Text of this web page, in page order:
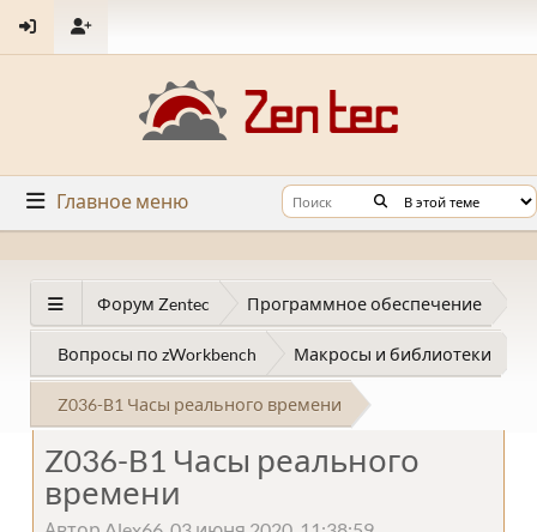
Главное меню
Форум Zentec Программное обеспечение
Вопросы по zWorkbench Макросы и библиотеки
Z036-B1 Часы реального времени
Z036-B1 Часы реального
времени